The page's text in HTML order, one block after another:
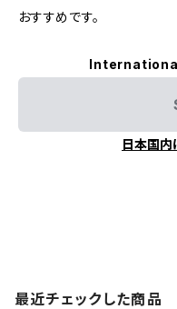
おすすめです。
日本国内
最近チェックした商品